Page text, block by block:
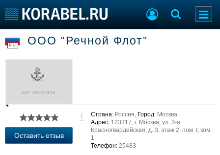
Судостроение
Новости
Компании
Репутация
Работа
Крюинг
Журнал
Реклама
Торговая площадка
Услуги
RU ООО “Речной Флот”
Оставить отзыв
Страна: Россия, Город: Москва
Адрес: 123317, г. Москва, ул. 3-я
Красногвардейская, д. 3, этаж 2, пом. I, ком.
1
Телефон: 25483